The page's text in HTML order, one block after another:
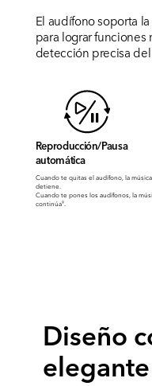
El audífono soporta
para lograr
detección precisa
Reproducción/Pausa
automática
Cuando te quitas el audífono, la
detiene.
Cuando te pones los audífonos, la
continúa9.
Diseño
elegante